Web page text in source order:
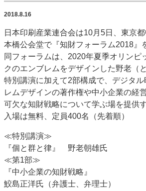
インタビュー
コレクション
新商品 新製品 ＡＩ・デジタル デジタル印刷
SDGs・地域
ポストプレス ビジネス イベ
市場・統計
人事・移転・異動・訃報
特集記事カテゴリー一覧
2022 見える化・MIS特集
特集・デジタル印刷 アイデアで勝負！ ～多様なビ
JAPAN PACK 2023 特集
特集・デジタル印刷 ～ 新成長軌道を描く
案内
発刊案内
JFPI印刷用語集
2018.8.16
日本印刷産業連合会は10月5日、東京
本橋公会堂で『知財フォーラム2018』
同フォーラムは、2020年夏季オリンピ
クのエンブレムをデザインした野老（
特別講演に加えて2部構成で、デジタ
レムデザインの著作権や中小企業の経
可欠な知財戦略について学ぶ場を提供す
入場は無料、定員400名（先着順）
≪特別講演≫
『個と群と律』 野老朝雄氏
≪第1部≫
『中小企業の知財戦略』
鮫島正洋氏（弁護士、弁理士）